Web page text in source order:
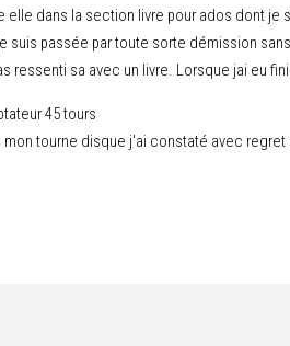
elle dans la section livre pour ados dont
suis passée par toute sorte démission
ressenti sa avec un livre. Lorsque jai eu
45 tours
tourne disque j'ai constaté avec